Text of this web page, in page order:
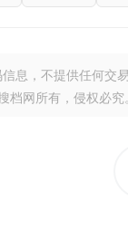
息，不提供任何交
网所有，侵权必究